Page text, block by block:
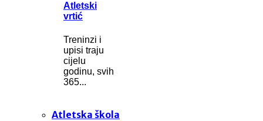
Atletski
vrtić
Treninzi i
upisi traju
cijelu
godinu, svih
365...
Atletska škola